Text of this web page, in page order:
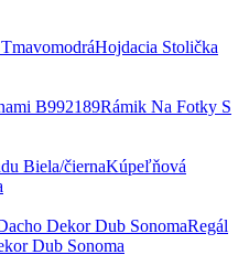
Hojdacia Stolička
Rámik Na Fotky S
Kúpeľňová
Regál
Dub Sonoma